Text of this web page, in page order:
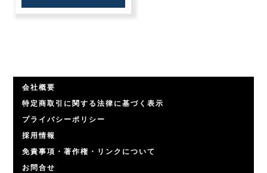
会社概要
特定商取引に関する法律に基づく表示
プライバシーポリシー
採用情報
免責事項・著作権・リンクについて
お問合せ